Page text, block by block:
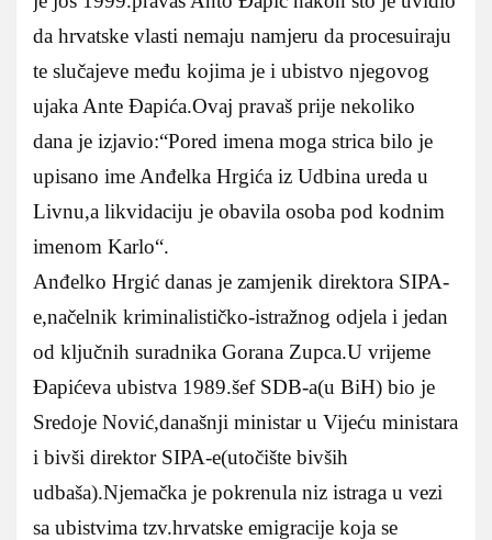
da hrvatske vlasti nemaju namjeru da procesuiraju
te slučajeve među kojima je i ubistvo njegovog
ujaka Ante Đapića.Ovaj pravaš prije nekoliko
dana je izjavio:“Pored imena moga strica bilo je
upisano ime Anđelka Hrgića iz Udbina ureda u
Livnu,a likvidaciju je obavila osoba pod kodnim
imenom Karlo“.
Anđelko Hrgić danas je zamjenik direktora SIPA-
e,načelnik kriminalističko-istražnog odjela i jedan
od ključnih suradnika Gorana Zupca.U vrijeme
Đapićeva ubistva 1989.šef SDB-a(u BiH) bio je
Sredoje Nović,današnji ministar u Vijeću ministara
i bivši direktor SIPA-e(utočište bivših
udbaša).Njemačka je pokrenula niz istraga u vezi
sa ubistvima tzv.hrvatske emigracije koja se